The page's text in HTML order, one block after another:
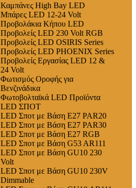
Καμπάνες High Bay LED
Μπάρες LED 12-24 Volt
Προβολάκια Κήπου LED
Προβολείς LED 230 Volt RGB
Προβολείς LED OSIRIS Series
Προβολείς LED PHOENIX Series
Προβολείς Εργασίας LED 12 &
24 Volt
Φωτισμός Οροφής για
Βενζινάδικα
Φωτοβολταϊκά LED Προϊόντα
LED ΣΠΟΤ
LED Σποτ με Βάση E27 PAR20
LED Σποτ με Βάση E27 PAR30
LED Σποτ με Βάση E27 RGB
LED Σποτ με Βάση G53 AR111
LED Σποτ με Βάση GU10 230
Volt
LED Σποτ με Βάση GU10 230V
Dimmable